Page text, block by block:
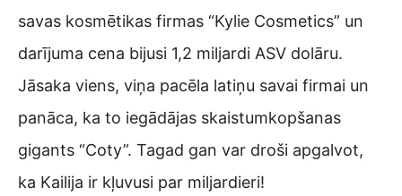
savas kosmētikas firmas “Kylie Cosmetics” un
darījuma cena bijusi 1,2 miljardi ASV dolāru.
Jāsaka viens, viņa pacēla latiņu savai firmai un
panāca, ka to iegādājas skaistumkopšanas
gigants “Coty”. Tagad gan var droši apgalvot,
ka Kailija ir kļuvusi par miljardieri!